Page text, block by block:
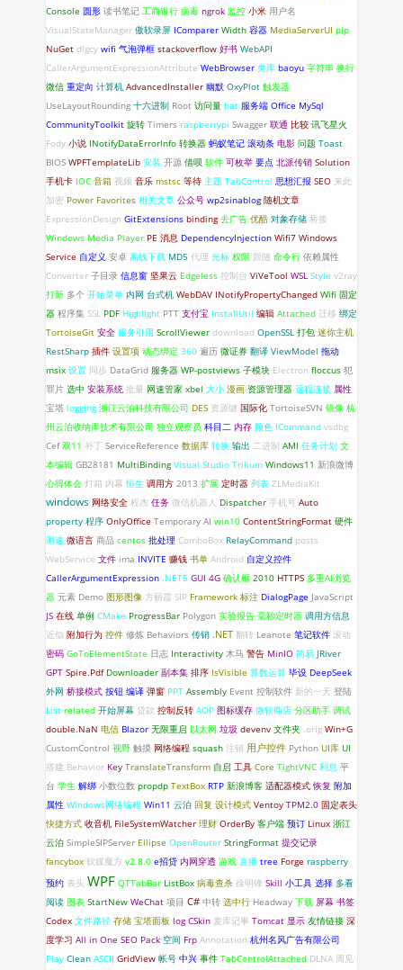
Console 圆形 读书笔记 工商银行 病毒 ngrok 监控 小米 用户名
VisualStateManager 傲软录屏 IComparer Width 容器 MediaServerUI pip
NuGet dlgcy wifi 气泡弹框 stackoverflow 好书 WebAPI
CallerArgumentExpressionAttribute WebBrowser 类库 baoyu 字符串 换行
微信 重定向 计算机 AdvancedInstaller 幽默 OxyPlot 触发器
UseLayoutRounding 十六进制 Root 访问量 bat 服务端 Office MySql
CommunityToolkit 旋转 Timers raspberrypi Swagger 联通 比较 讯飞星火
Fody 小说 INotifyDataErrorlnfo 转换器 蚂蚁笔记 滚动条 电影 问题 Toast
BIOS WPFTemplateLib 安装 开源 借呗 软件 可枚举 要点 北派传销 Solution
手机卡 IOC 音箱 视频 音乐 mstsc 等待 主题 TabControl 思想汇报 SEO 来此
加密 Power Favorites 相关文章 公众号 wp2sinablog 随机文章
ExpressionDesign GitExtensions binding 去广告 优酷 对象存储 桥接
Windows Media Player PE 消息 DependencyInjection Wifi7 Windows
Service 自定义 安卓 离线下载 MD5 代理 光标 权限 跟随 命令行 依赖属性
Converter 子目录 信息窗 坚果云 Edgeless 控制台 ViVeTool WSL Style v2ray
打新 多个 开始菜单 内网 台式机 WebDAV INotifyPropertyChanged Wifi 固定
器 程序集 SSL PDF Highlight PTT 支付宝 InstallUtil 编辑 Attached 迁移 绑定
TortoiseGit 安全 服务引用 ScrollViewer download OpenSSL 打包 迷你主机
RestSharp 插件 设置项 动态绑定 360 遍历 微证券 翻译 ViewModel 拖动
msix 设置 同步 DataGrid 服务器 WP-postviews 子模块 Electron floccus 犯
罪片 选中 安装系统 批量 网速管家 xbel 大小 漫画 资源管理器 远程连接 属性
宝塔 logging 浙江云泊科技有限公司 DES 资源键 国际化 TortoiseSVN 镜像 杭
州云泊收纳库技术有限公司 独立观察员 科目二 内存 颜色 ICommand vsdbg
Cef 双11 补丁 ServiceReference 数据库 转换 输出 二进制 AMI 任务计划 文
本编辑 GB28181 MultiBinding Visual Studio Trilium Windows11 新浪微博
心得体会 灯箱 内幕 恒生 调用方 2013 扩展 定时器 列表 ZLMediaKit
windows 网络安全 程杰 任务 微信机器人 Dispatcher 手机号 Auto
property 程序 OnlyOffice Temporary AI win10 ContentStringFormat 硬件
测速 微语言 商品 centos 批处理 ComboBox RelayCommand posts
WebService 文件 ima INVITE 赚钱 书单 Android 自定义控件
CallerArgumentExpression .NET5 GUI 4G 确认框 2010 HTTPS 多重AI浏览
器 元素 Demo 图形图像 方丽霞 SIP Framework 标注 DialogPage JavaScript
JS 在线 单例 CMake ProgressBar Polygon 实验报告 毫秒定时器 调用方信息
近似 附加行为 控件 修炼 Behaviors 传销 .NET 翻转 Leanote 笔记软件 滚动
密码 GoToElementState 日志 Interactivity 木马 警告 MinIO 简易 JRiver
GPT Spire.Pdf Downloader 副本集 排序 IsVisible 算数运算 毕设 DeepSeek
外网 桥接模式 按钮 编译 弹窗 PPT Assembly Event 控制软件 新的一天 登陆
List related 开始屏幕 贷款 控制反转 AOP 图标缓存 微软商店 分区助手 调试
double.NaN 电信 Blazor 无限重启 以太网 垃圾 devenv 文件夹 .orig Win+G
CustomControl 视野 触摸 网络编程 squash 注销 用户控件 Python UI库 UI
搭建 Behavior Key TranslateTransform 自启 工具 Core TightVNC 利息 平
台 学生 解绑 小数位数 propdp TextBox RTP 新浪博客 适配器模式 恢复 附加
属性 Windows网络编程 Win11 云泊 回复 设计模式 Ventoy TPM2.0 固定表头
快捷方式 收音机 FileSystemWatcher 理财 OrderBy 客户端 预订 Linux 浙江
云泊 SimpleSIPServer Ellipse OpenRouter StringFormat 提交记录
fancybox 软媒魔方 v2.8.0 e招贷 内网穿透 游戏 直播 tree Forge raspberry
预约 表头 WPF QTTabBar ListBox 病毒查杀 徐明锋 Skill 小工具 选择 多看
阅读 图表 StartNew WeChat 项目 C# 中转 选中行 Headway 下载 屏幕 书签
Codex 文件路径 存储 宝塔面板 log CSkin 麦库记事 Tomcat 显示 友情链接 深
度学习 All in One SEO Pack 空间 Frp Annotation 杭州名风广告有限公司
Play Clean ASCII GridView 帐号 中兴 事件 TabControlAttached DLNA 周见